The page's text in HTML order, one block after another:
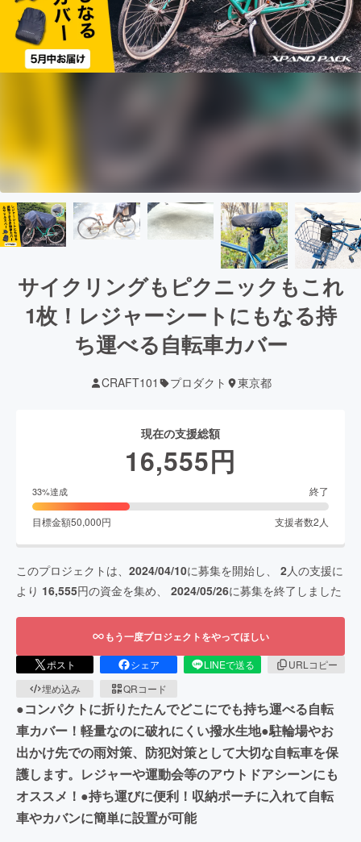
サイクリングもピクニックもこれ
1枚！レジャーシートにもなる持
ち運べる自転車カバー
CRAFT101 プロダクト 東京都
現在の支援総額
16,555円
33%達成 終了
目標金額50,000円 支援者数2 人
このプロジェクトは、 2024/04/10に募集を開始し、 2人の支援に
より 16,555円の資金を集め、 2024/05/26に募集を終了しました
もう一度プロジェクトをやってほしい
ポスト シェア LINEで送る
URLコピー
埋め込み
QRコード
●コンパクトに折りたたんでどこにでも持ち運べる自転
車カバー！軽量なのに破れにくい撥水生地●駐輪場やお
出かけ先での雨対策、防犯対策として大切な自転車を保
護します。レジャーや運動会等のアウトドアシーンにも
オススメ！●持ち運びに便利！収納ポーチに入れて自転
車やカバンに簡単に設置が可能